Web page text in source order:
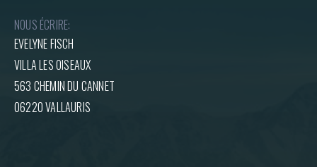
NOUS ÉCRIRE:
EVELYNE FISCH
VILLA LES OISEAUX
563 CHEMIN DU CANNET
06220 VALLAURIS